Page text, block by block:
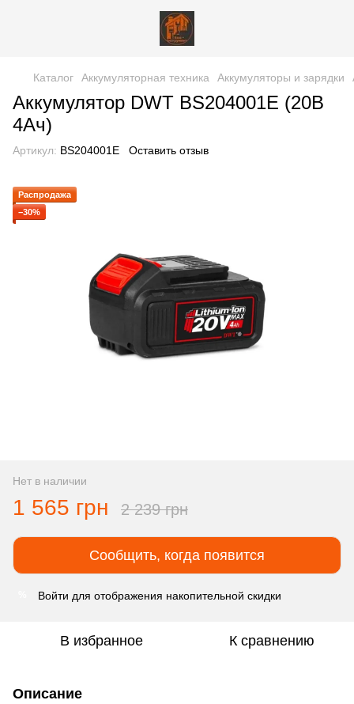
Каталог Аккумуляторная техника Аккумуляторы и зарядки
Аккумулятор DWT BS204001E (20В
4Ач)
Артикул: BS204001E Оставить отзыв
Распродажа
−30%
Нет в наличии
1 565 грн 2 239 грн
Сообщить, когда появится
Войти для отображения накопительной скидки
В избранное К сравнению
Описание